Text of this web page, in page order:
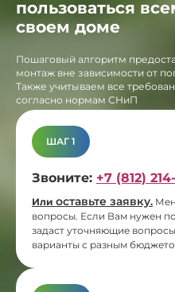
пользоваться
своем доме
Пошаговый алгоритм
монтаж вне зависимости от
Также учитываем все
согласно нормам СНиП
ШАГ 1
Звоните: +7 (812)
Или оставьте заявку.
вопросы. Если Вам нужен
задаст уточняющие
варианты с разным